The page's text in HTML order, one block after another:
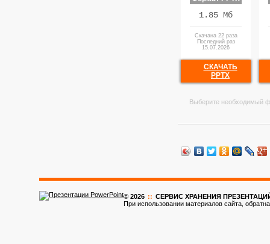
1.85 Мб
Скачана 22 раза
Последний раз
15.07.2026
СКАЧАТЬ
PPTX
Выберите необходимый
© 2026 :: CЕРВИС ХРАНЕНИЯ ПРЕЗЕНТАЦИЙ
При использовании материалов сайта,